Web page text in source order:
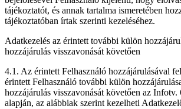
tájékoztatót, és annak tartalma ismeretében
tájékoztatóban írtak szerinti kezeléséhez.
Adatkezelés az érintett további külön
hozzájárulás visszavonását követően
4.1. Az érintett Felhasználó hozzájárulásával
érintett Felhasználó további külön
hozzájárulás visszavonását követően az Infotv.
alapján, az alábbiak szerint kezelheti